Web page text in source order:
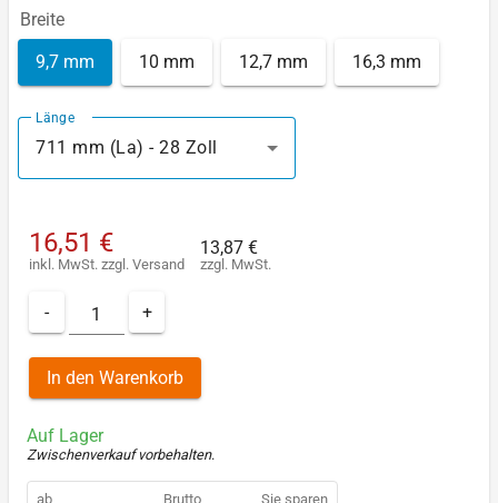
Breite
9,7 mm 10 mm 12,7 mm 16,3 mm
Länge
711 mm (La) - 28 Zoll
16,51 €
inkl. MwSt. zzgl. Versand
13,87 €
zzgl. MwSt.
- +
In den Warenkorb
Auf Lager
Zwischenverkauf vorbehalten.
ab Brutto Sie sparen